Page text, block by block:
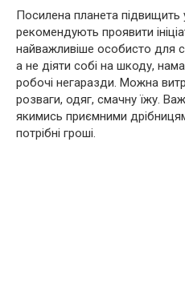
Посилена планета підвищить
рекомендують проявити
найважливіше особисто для
а не діяти собі на шкоду,
робочі негаразди. Можна
розваги, одяг, смачну їжу.
якимись приємними
потрібні гроші.